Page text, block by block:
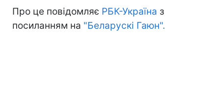
Про це повідомляє РБК-Україна з
посиланням на "Беларускі Гаюн".